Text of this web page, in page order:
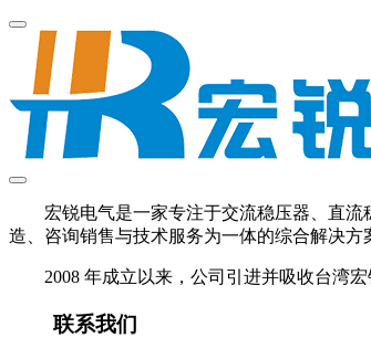
宏锐电气是一家专注于交流稳压器、直流稳
造、咨询销售与技术服务为一体的综合解决方
2008 年成立以来，公司引进并吸收台湾宏
联系我们